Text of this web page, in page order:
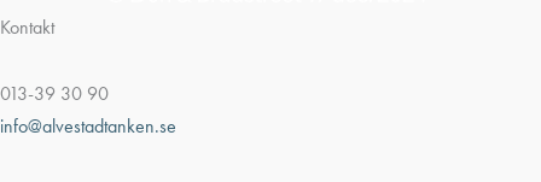
Kontakt
013-39 30 90
info@alvestadtanken.se